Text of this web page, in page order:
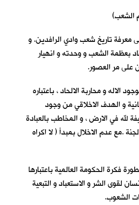
الشعب)
معرفة تاريخ شعب وادي الرافدين. و
بعظمة الشعب و وحدته و انهيار
على مر العصور.
الاله و محاربة الالحاد ، باعتباره
و الهدف الاخلاقي من وجود
لله في الارض ، و المخاطب بالعبادة
.مع عدم الاخلال بمبدأ ( لا اكراه
فكرة الحكومة العالمية باعتبارها
لقوى الشر و الاستعباد و التبعية
الشعوب.